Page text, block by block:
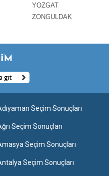
YOZGAT
ZONGULDAK
git
Seçim Sonuçları
Seçim Sonuçları
Seçim Sonuçları
Seçim Sonuçları